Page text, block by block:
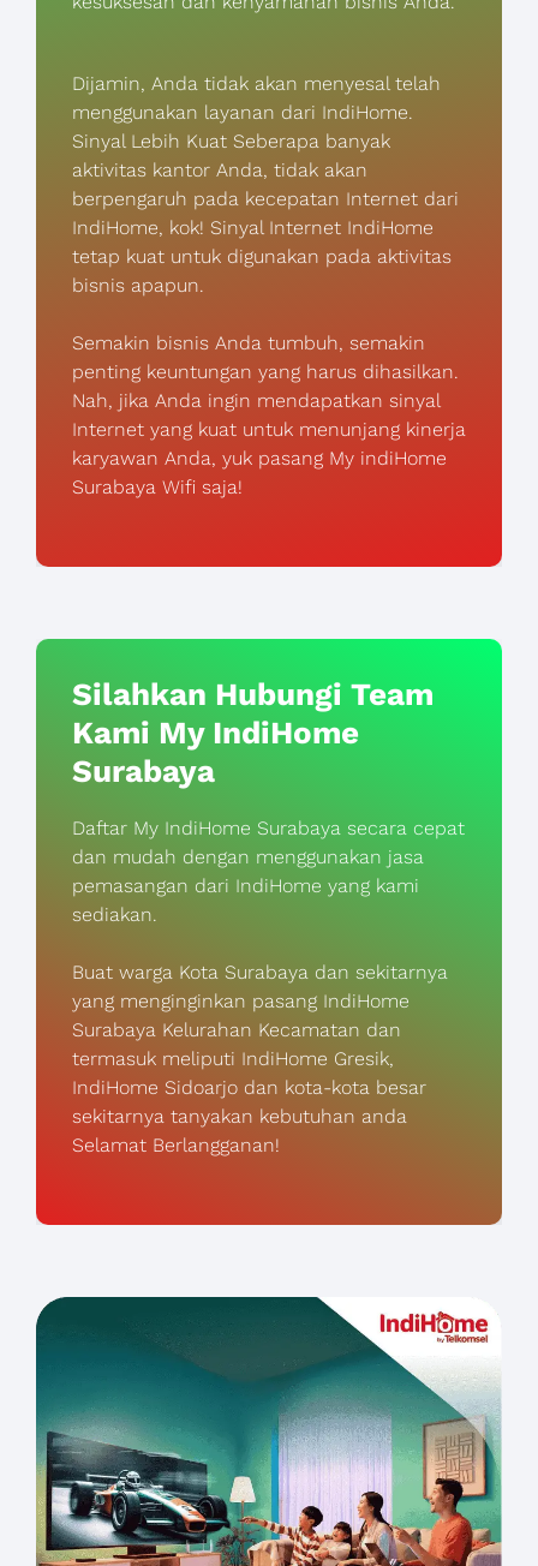
Dijamin, Anda tidak akan menyesal telah
menggunakan layanan dari IndiHome.
Sinyal Lebih Kuat Seberapa banyak
aktivitas kantor Anda, tidak akan
berpengaruh pada kecepatan Internet dari
IndiHome, kok! Sinyal Internet IndiHome
tetap kuat untuk digunakan pada aktivitas
bisnis apapun.
Semakin bisnis Anda tumbuh, semakin
penting keuntungan yang harus dihasilkan.
Nah, jika Anda ingin mendapatkan sinyal
Internet yang kuat untuk menunjang kinerja
karyawan Anda, yuk pasang My indiHome
Surabaya Wifi saja!
Silahkan Hubungi Team
Kami My IndiHome
Surabaya
Daftar My IndiHome Surabaya secara cepat
dan mudah dengan menggunakan jasa
pemasangan dari IndiHome yang kami
sediakan.
Buat warga Kota Surabaya dan sekitarnya
yang menginginkan pasang IndiHome
Surabaya Kelurahan Kecamatan dan
termasuk meliputi IndiHome Gresik,
IndiHome Sidoarjo dan kota-kota besar
sekitarnya tanyakan kebutuhan anda
Selamat Berlangganan!